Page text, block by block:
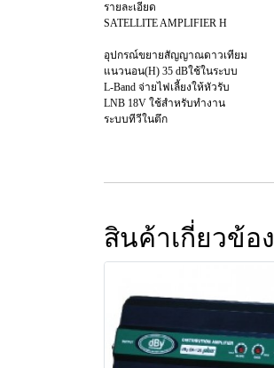
รายละเอียด
SATELLITE AMPLIFIER H
อุปกรณ์ขยายสัญญาณดาวเทียม
แนวนอน(H) 35 dBใช้ในระบบ
L-Band จ่ายไฟเลี้ยงให้หัวรับ
LNB 18V ใช้สำหรับทำงาน
ระบบทีวีในตึก
สินค้าเกี่ยวข้อง